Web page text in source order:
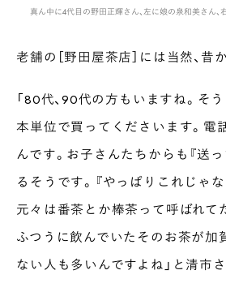
真ん中に4代目の野田正輝さん、左に娘の泉和美さん
老舗の［野田屋茶店］には当然、昔
「80代、90代の方もいますね。そ
本単位で買ってくださいます。電
んです。お子さんたちからも『送
るそうです。『やっぱりこれじゃな
元々は番茶とか棒茶って呼ばれて
ふつうに飲んでいたそのお茶が加
ない人も多いんですよね」と清市